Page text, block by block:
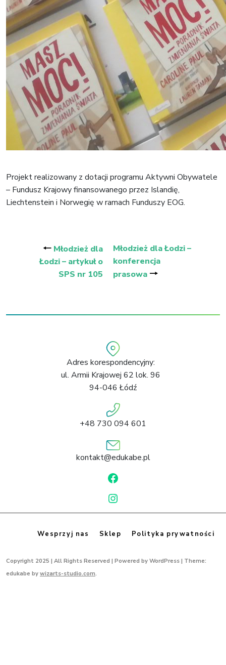
Projekt realizowany z dotacji programu Aktywni Obywatele
– Fundusz Krajowy finansowanego przez Islandię,
Liechtenstein i Norwegię w ramach Funduszy EOG.
🠐 Młodzież dla
Łodzi – artykuł o
SPS nr 105
Młodzież dla Łodzi –
konferencja
prasowa 🠒
Adres korespondencyjny:
ul. Armii Krajowej 62 lok. 96
94-046 Łódź
+48 730 094 601
kontakt@edukabe.pl
F
a
c
b
o
I
n
s
a
g
Wesprzyj nas Sklep Polityka prywatności
Copyright 2025 | All Rights Reserved | Powered by WordPress | Theme:
edukabe by wizarts-studio.com.